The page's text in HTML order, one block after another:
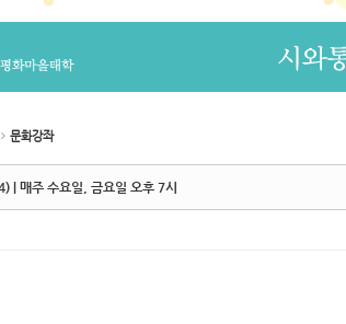
문화강좌
| 매주 수요일, 금요일 오후 7시